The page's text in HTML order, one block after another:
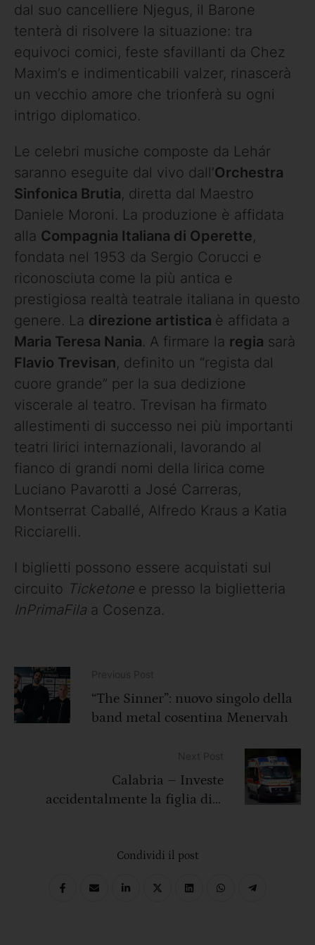
dal suo cancelliere Njegus, il Barone
tenterà di risolvere la situazione: tra
equivoci comici, feste sfavillanti da Chez
Maxim’s e indimenticabili valzer, rinascerà
un vecchio amore che trionferà su ogni
intrigo diplomatico.
Le celebri musiche composte da Lehár
saranno eseguite dal vivo dall’Orchestra
Sinfonica Brutia, diretta dal Maestro
Daniele Moroni. La produzione è affidata
alla Compagnia Italiana di Operette,
fondata nel 1953 da Sergio Corucci e
riconosciuta come la più antica e
prestigiosa realtà teatrale italiana in questo
genere. La direzione artistica è affidata a
Maria Teresa Nania. A firmare la regia sarà
Flavio Trevisan, definito un “regista dal
cuore grande” per la sua dedizione
viscerale al teatro. Trevisan ha firmato
allestimenti di successo nei più importanti
teatri lirici internazionali, lavorando al
fianco di grandi nomi della lirica come
Luciano Pavarotti a José Carreras,
Montserrat Caballé, Alfredo Kraus a Katia
Ricciarelli.
I biglietti possono essere acquistati sul
circuito Ticketone e presso la biglietteria
InPrimaFila a Cosenza.
“The Sinner”: nuovo singolo della
band metal cosentina Menervah
Calabria – Investe
accidentalmente la figlia di 3
Condividi il post